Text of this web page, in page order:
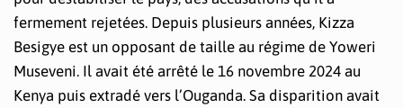
fermement rejetées. Depuis plusieurs années, Kizza
Besigye est un opposant de taille au régime de Yoweri
Museveni. Il avait été arrêté le 16 novembre 2024 au
Kenya puis extradé vers l’Ouganda. Sa disparition avait